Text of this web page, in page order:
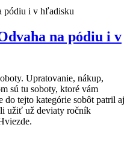
na pódiu i v
Upratovanie, nákup,
sú tu soboty, ktoré vám
do tejto kategórie sobôt patril aj
užiť už deviaty ročník